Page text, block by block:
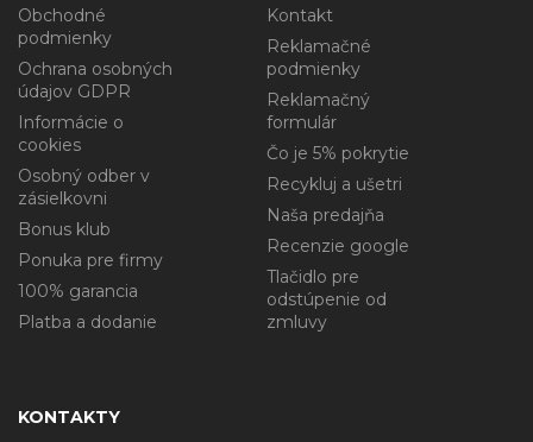
Obchodné
podmienky
Ochrana osobných
údajov GDPR
Informácie o
cookies
Osobný odber v
zásielkovni
Bonus klub
Ponuka pre firmy
100% garancia
Platba a dodanie
Kontakt
Reklamačné
podmienky
Reklamačný
formulár
Čo je 5% pokrytie
Recykluj a ušetri
Naša predajňa
Recenzie google
Tlačidlo pre
odstúpenie od
zmluvy
KONTAKTY